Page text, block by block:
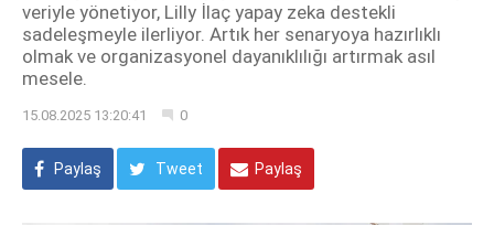
veriyle yönetiyor, Lilly İlaç yapay zeka destekli
sadeleşmeyle ilerliyor. Artık her senaryoya hazırlıklı
olmak ve organizasyonel dayanıklılığı artırmak asıl
mesele.
15.08.2025 13:20:41 0
Paylaş Tweet Paylaş